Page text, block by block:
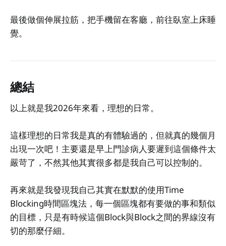
最後做個伸展拉筋，把手機留在客廳，前往臥室上床睡
覺。
總結
以上就是我2026年來看，理想的日常。
這樣理想的日常我是真的有體驗過的，但就真的幾個月
出現一次吧！主要還是早上門診病人要遲到這個條件太
嚴苛了，不然其他其實很多都是我自己可以控制的。
再來就是我發現我自己其實在默默的使用Time
Blocking時間區塊法，每一個區塊都有要做的事和類似
的目標，只是有時候這個Block與Block之間的界線沒有
切的那麼仔細。